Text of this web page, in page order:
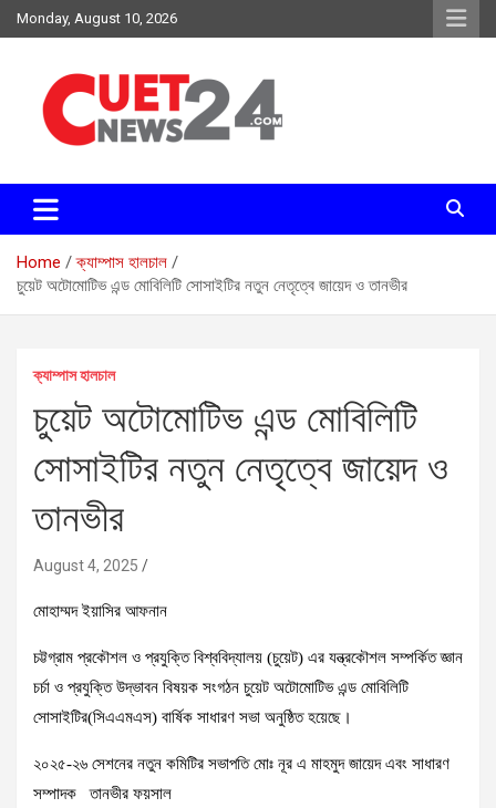
Skip
to
Monday, August 10, 2026
চুয়েট নিউজ২৪
Home
ক্যাম্পাস হালচাল
চুয়েট অটোমোটিভ এন্ড মোবিলিটি সোসাইটির নতুন নেতৃত্বে জায়েদ ও তানভীর
ক্যাম্পাস হালচাল
চুয়েট অটোমোটিভ এন্ড মোবিলিটি
সোসাইটির নতুন নেতৃত্বে জায়েদ ও
তানভীর
August 4, 2025
মোহাম্মদ ইয়াসির আফনান
চট্টগ্রাম প্রকৌশল ও প্রযুক্তি বিশ্ববিদ্যালয় (চুয়েট) এর যন্ত্রকৌশল সম্পর্কিত জ্ঞান
চর্চা ও প্রযুক্তি উদ্ভাবন বিষয়ক সংগঠন চুয়েট অটোমোটিভ এন্ড মোবিলিটি
সোসাইটির(সিএএমএস) বার্ষিক সাধারণ সভা অনুষ্ঠিত হয়েছে।
২০২৫-২৬ সেশনের নতুন কমিটির সভাপতি মোঃ নূর এ মাহমুদ জায়েদ এবং সাধারণ
সম্পাদক তানভীর ফয়সাল